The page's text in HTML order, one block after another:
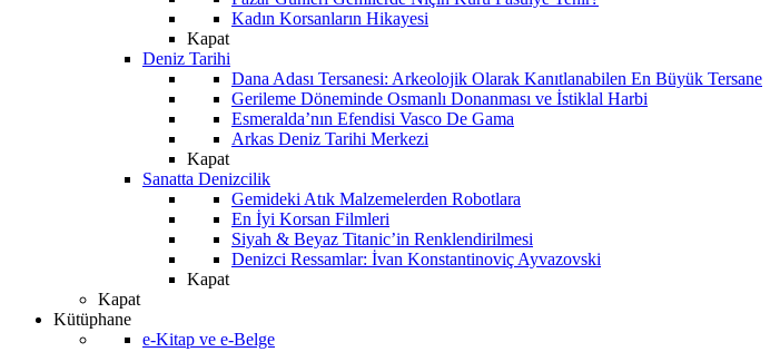
Kadın Korsanların Hikayesi
Kapat
Deniz Tarihi
Dana Adası Tersanesi: Arkeolojik Olarak Kanıtlanabilen En Büyük Tersane
Gerileme Döneminde Osmanlı Donanması ve İstiklal Harbi
Esmeralda’nın Efendisi Vasco De Gama
Arkas Deniz Tarihi Merkezi
Kapat
Sanatta Denizcilik
Gemideki Atık Malzemelerden Robotlara
En İyi Korsan Filmleri
Siyah & Beyaz Titanic’in Renklendirilmesi
Denizci Ressamlar: İvan Konstantinoviç Ayvazovski
Kapat
Kapat
Kütüphane
e-Kitap ve e-Belge